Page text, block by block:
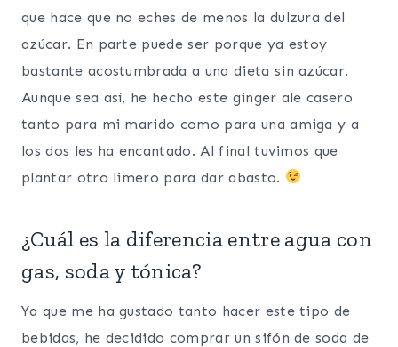
que hace que no eches de menos la dulzura del
azúcar. En parte puede ser porque ya estoy
bastante acostumbrada a una dieta sin azúcar.
Aunque sea así, he hecho este ginger ale casero
tanto para mi marido como para una amiga y a
los dos les ha encantado. Al final tuvimos que
plantar otro limero para dar abasto.
¿Cuál es la diferencia entre agua con
gas, soda y tónica?
Ya que me ha gustado tanto hacer este tipo de
bebidas, he decidido comprar un sifón de soda de